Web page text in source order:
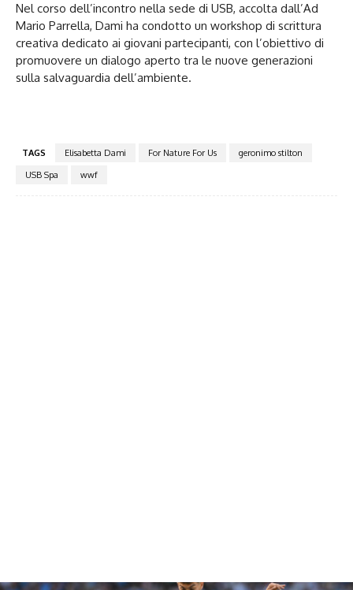
Nel corso dell’incontro nella sede di USB, accolta dall’Ad
Mario Parrella, Dami ha condotto un workshop di scrittura
creativa dedicato ai giovani partecipanti, con l’obiettivo di
promuovere un dialogo aperto tra le nuove generazioni
sulla salvaguardia dell’ambiente.
TAGS Elisabetta Dami For Nature For Us
geronimo stilton
USB Spa
wwf